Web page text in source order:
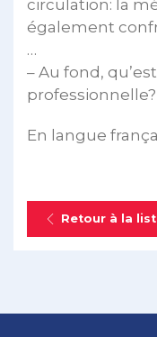
circulation: la
également
…
– Au fond,
professionnelle?
En langue
Retour à la